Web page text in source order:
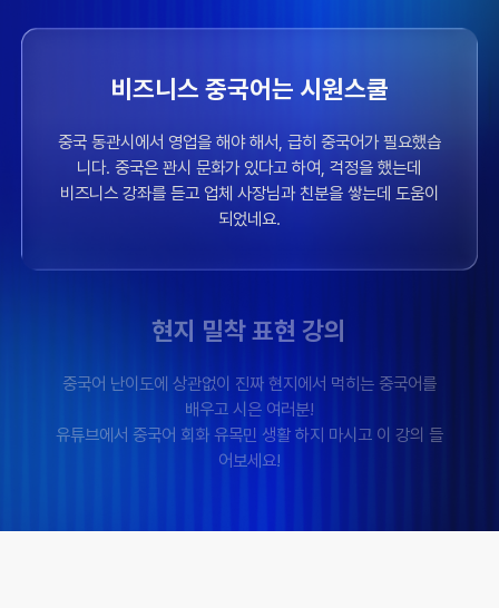
현지 밀착 표현 강의
중국어 난이도에 상관없이 진짜 현지에서 먹히는 중국어를
배우고 시은 여러분!
유튜브에서 중국어 회화 유목민 생활 하지 마시고 이 강의 들
어보세요!
빠르고 알찬 강의
강의가 하나가 길지 않으니까 하루에 다 볼 수도 있을 것 같아
요!
두 번 세 번 열심히 돌려보고 다음 여행 때 써 먹어야겠습니
다.